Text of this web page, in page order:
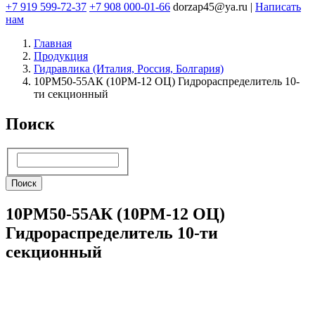
+7 919 599-72-37 +7 908 000-01-66 dorzap45@ya.ru | Написать
нам
Главная
Продукция
Гидравлика (Италия, Россия, Болгария)
10РМ50-55АК (10РМ-12 ОЦ) Гидрораспределитель 10-
ти секционный
Поиск
Поиск
10РМ50-55АК (10РМ-12 ОЦ)
Гидрораспределитель 10-ти
секционный